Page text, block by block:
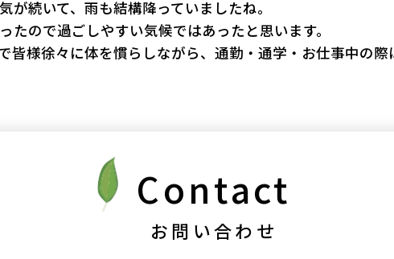
続いて、雨も結構降っていましたね。
ので過ごしやすい気候ではあったと思います。
皆様徐々に体を慣らしながら、通勤・通学・お仕事中の
Contact
お問い合わせ